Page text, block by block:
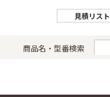
見積リスト
商品名・型番検索